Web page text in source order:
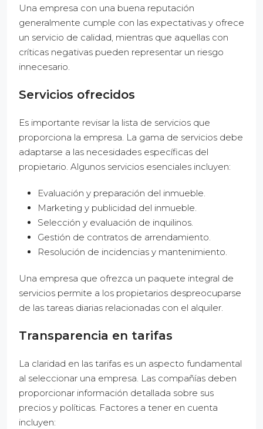
Una empresa con una buena reputación
generalmente cumple con las expectativas y ofrece
un servicio de calidad, mientras que aquellas con
críticas negativas pueden representar un riesgo
innecesario.
Servicios ofrecidos
Es importante revisar la lista de servicios que
proporciona la empresa. La gama de servicios debe
adaptarse a las necesidades específicas del
propietario. Algunos servicios esenciales incluyen:
Evaluación y preparación del inmueble.
Marketing y publicidad del inmueble.
Selección y evaluación de inquilinos.
Gestión de contratos de arrendamiento.
Resolución de incidencias y mantenimiento.
Una empresa que ofrezca un paquete integral de
servicios permite a los propietarios despreocuparse
de las tareas diarias relacionadas con el alquiler.
Transparencia en tarifas
La claridad en las tarifas es un aspecto fundamental
al seleccionar una empresa. Las compañías deben
proporcionar información detallada sobre sus
precios y políticas. Factores a tener en cuenta
incluyen: